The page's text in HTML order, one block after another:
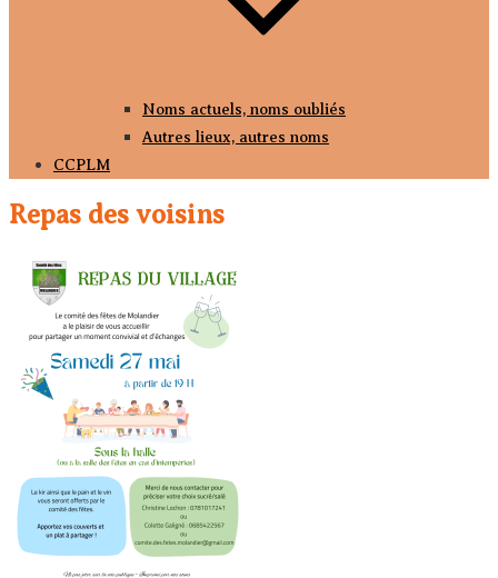
Noms actuels, noms oubliés
Autres lieux, autres noms
CCPLM
Repas des voisins